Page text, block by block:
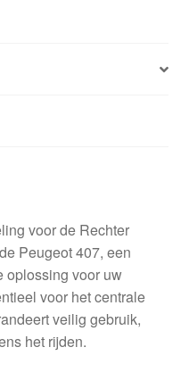
voor de Rechter
Peugeot 407, een
oplossing voor uw
voor het centrale
veilig gebruik,
het rijden.